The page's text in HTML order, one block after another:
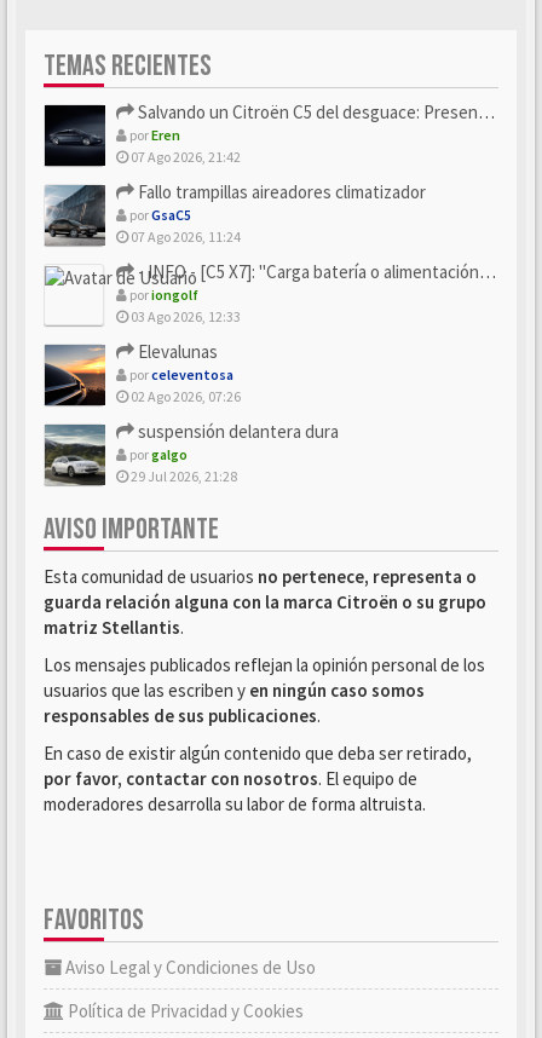
TEMAS RECIENTES
Salvando un Citroën C5 del desguace: Presentación y seguimiento
porEren
07 Ago 2026, 21:42
Fallo trampillas aireadores climatizador
porGsaC5
07 Ago 2026, 11:24
- INFO - [C5 X7]: "Carga batería o alimentación eléctri...
poriongolf
03 Ago 2026, 12:33
Elevalunas
porceleventosa
02 Ago 2026, 07:26
suspensión delantera dura
porgalgo
29 Jul 2026, 21:28
AVISO IMPORTANTE
Esta comunidad de usuarios no pertenece, representa o
guarda relación alguna con la marca Citroën o su grupo
matriz Stellantis.
Los mensajes publicados reflejan la opinión personal de los
usuarios que las escriben y en ningún caso somos
responsables de sus publicaciones.
En caso de existir algún contenido que deba ser retirado,
por favor, contactar con nosotros. El equipo de
moderadores desarrolla su labor de forma altruista.
FAVORITOS
Aviso Legal y Condiciones de Uso
Política de Privacidad y Cookies